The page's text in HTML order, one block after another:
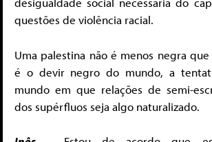
questões de violência racial.
Uma palestina não é menos negra que
é o devir negro do mundo, a
mundo em que relações de semi-
dos supérfluos seja algo naturalizado.